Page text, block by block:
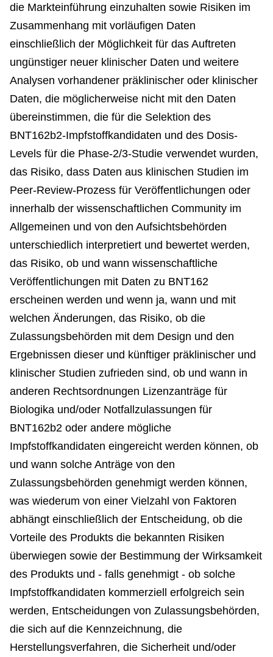
die Markteinführung einzuhalten sowie Risiken im
Zusammenhang mit vorläufigen Daten
einschließlich der Möglichkeit für das Auftreten
ungünstiger neuer klinischer Daten und weitere
Analysen vorhandener präklinischer oder klinischer
Daten, die möglicherweise nicht mit den Daten
übereinstimmen, die für die Selektion des
BNT162b2-Impfstoffkandidaten und des Dosis-
Levels für die Phase-2/3-Studie verwendet wurden,
das Risiko, dass Daten aus klinischen Studien im
Peer-Review-Prozess für Veröffentlichungen oder
innerhalb der wissenschaftlichen Community im
Allgemeinen und von den Aufsichtsbehörden
unterschiedlich interpretiert und bewertet werden,
das Risiko, ob und wann wissenschaftliche
Veröffentlichungen mit Daten zu BNT162
erscheinen werden und wenn ja, wann und mit
welchen Änderungen, das Risiko, ob die
Zulassungsbehörden mit dem Design und den
Ergebnissen dieser und künftiger präklinischer und
klinischer Studien zufrieden sind, ob und wann in
anderen Rechtsordnungen Lizenzanträge für
Biologika und/oder Notfallzulassungen für
BNT162b2 oder andere mögliche
Impfstoffkandidaten eingereicht werden können, ob
und wann solche Anträge von den
Zulassungsbehörden genehmigt werden können,
was wiederum von einer Vielzahl von Faktoren
abhängt einschließlich der Entscheidung, ob die
Vorteile des Produkts die bekannten Risiken
überwiegen sowie der Bestimmung der Wirksamkeit
des Produkts und - falls genehmigt - ob solche
Impfstoffkandidaten kommerziell erfolgreich sein
werden, Entscheidungen von Zulassungsbehörden,
die sich auf die Kennzeichnung, die
Herstellungsverfahren, die Sicherheit und/oder